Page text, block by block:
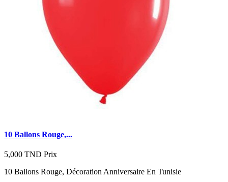
10 Ballons Rouge,...
5,000 TND Prix
10 Ballons Rouge, Décoration Anniversaire En Tunisie